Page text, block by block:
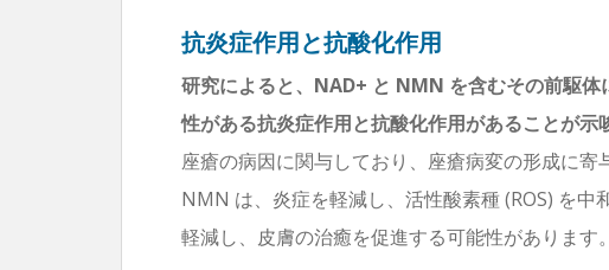
抗炎症作用と抗酸化作用
研究によると、NAD+ と NMN を含むその前駆
性がある抗炎症作用と抗酸化作用があることが示
座瘡の病因に関与しており、座瘡病変の形成に寄
NMN は、炎症を軽減し、活性酸素種 (ROS) を中
軽減し、皮膚の治癒を促進する可能性があります。